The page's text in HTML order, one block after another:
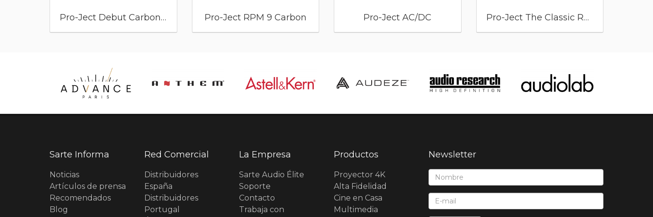
Pro-Ject Debut Carbon EVO Pro-Ject RPM 9 Carbon Pro-Ject AC/DC Pro-Ject The Classic Reference
Sarte Informa
Noticias
Artículos de prensa
Recomendados
Blog
Red Comercial
Distribuidores
España
Distribuidores
Portugal
La Empresa
Sarte Audio Élite
Soporte
Contacto
Trabaja con
Productos
Proyector 4K
Alta Fidelidad
Cine en Casa
Multimedia
Newsletter
Nombre*:
E-Mail*: